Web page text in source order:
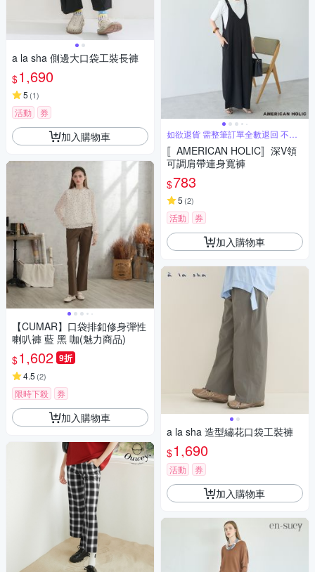
a la sha 側邊大口袋工裝長褲
$1,690
5 (1)
活動 券
加入購物車
【CUMAR】口袋排釦修身彈性
喇叭褲 藍 黑 咖(魅力商品)
$1,602 9折
4.5 (2)
限時下殺 券
加入購物車
如欲退貨 需整筆訂單全數退回 不能
單退
〚AMERICAN HOLIC〛深V領
可調肩帶連身寬褲
$783
5 (2)
活動 券
加入購物車
a la sha 造型繡花口袋工裝褲
$1,690
活動 券
加入購物車